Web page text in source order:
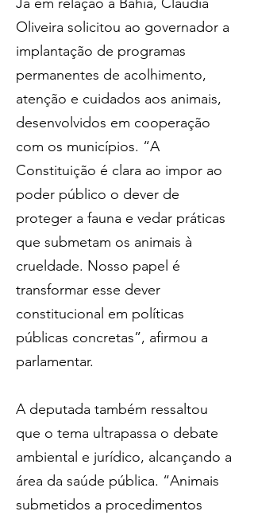
Oliveira solicitou ao governador a
implantação de programas
permanentes de acolhimento,
atenção e cuidados aos animais,
desenvolvidos em cooperação
com os municípios. “A
Constituição é clara ao impor ao
poder público o dever de
proteger a fauna e vedar práticas
que submetam os animais à
crueldade. Nosso papel é
transformar esse dever
constitucional em políticas
públicas concretas”, afirmou a
parlamentar.
A deputada também ressaltou
que o tema ultrapassa o debate
ambiental e jurídico, alcançando a
área da saúde pública. “Animais
submetidos a procedimentos